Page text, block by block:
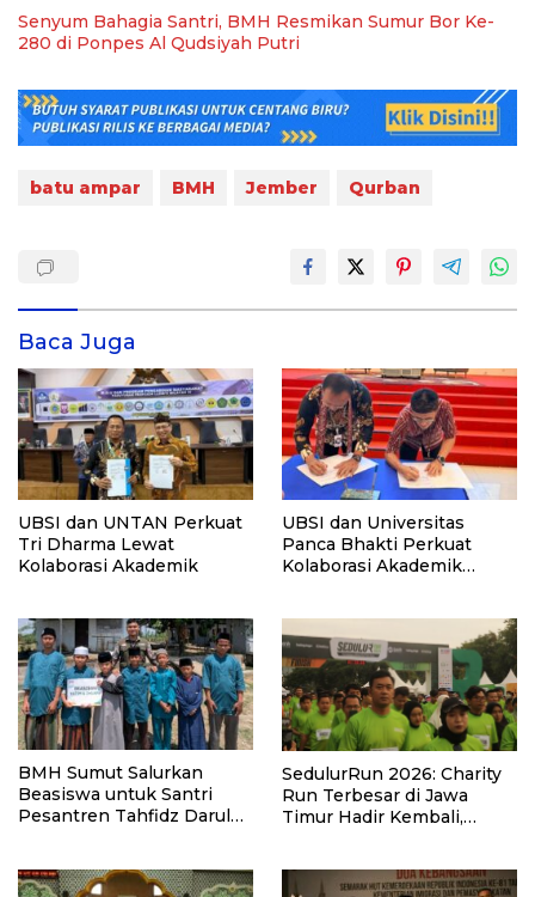
Senyum Bahagia Santri, BMH Resmikan Sumur Bor Ke-
280 di Ponpes Al Qudsiyah Putri
batu ampar BMH Jember Qurban
Baca Juga
UBSI dan UNTAN Perkuat
Tri Dharma Lewat
Kolaborasi Akademik
UBSI dan Universitas
Panca Bhakti Perkuat
Kolaborasi Akademik
BMH Sumut Salurkan
Beasiswa untuk Santri
Pesantren Tahfidz Darul
SedulurRun 2026: Charity
Run Terbesar di Jawa
Timur Hadir Kembali,
Santri dan Guru Honorer